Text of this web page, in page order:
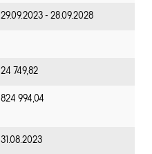
29.09.2023 - 28.09.2028
24 749,82
824 994,04
31.08.2023